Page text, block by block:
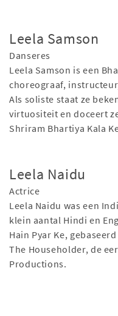
Leela Samson
Danseres
Leela Samson is een
choreograaf,
Als soliste staat ze
virtuositeit en doceert
Shriram Bhartiya Kala
Leela Naidu
Actrice
Leela Naidu was een
klein aantal Hindi en
Hain Pyar Ke,
The Householder, de
Productions.